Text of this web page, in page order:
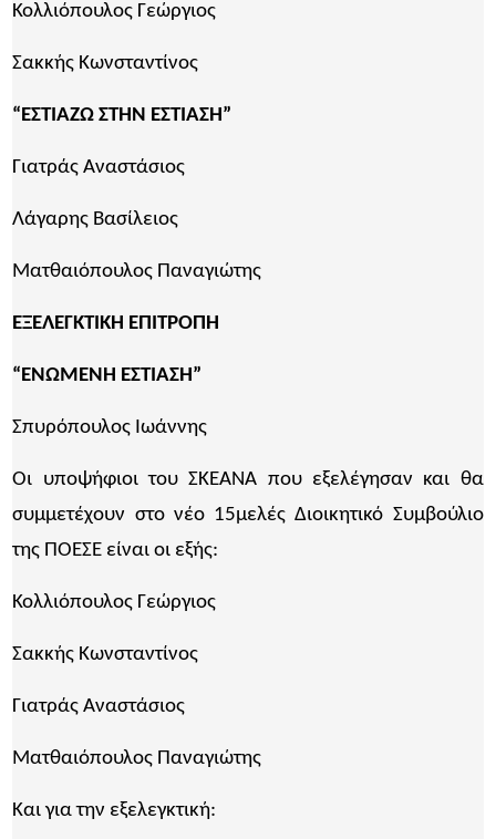
Κολλιόπουλος Γεώργιος
Σακκής Κωνσταντίνος
“ΕΣΤΙΑΖΩ ΣΤΗΝ ΕΣΤΙΑΣΗ”
Γιατράς Αναστάσιος
Λάγαρης Βασίλειος
Ματθαιόπουλος Παναγιώτης
ΕΞΕΛΕΓΚΤΙΚΗ ΕΠΙΤΡΟΠΗ
“ΕΝΩΜΕΝΗ ΕΣΤΙΑΣΗ”
Σπυρόπουλος Ιωάννης
Οι υποψήφιοι του ΣΚΕΑΝΑ που εξελέγησαν και θα
συμμετέχουν στο νέο 15μελές Διοικητικό Συμβούλιο
της ΠΟΕΣΕ είναι οι εξής:
Κολλιόπουλος Γεώργιος
Σακκής Κωνσταντίνος
Γιατράς Αναστάσιος
Ματθαιόπουλος Παναγιώτης
Και για την εξελεγκτική: